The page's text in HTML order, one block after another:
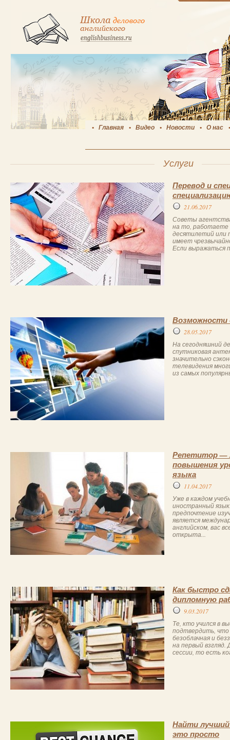
Главная Видео Новости О нас
Услуги
Перевод и
21.06.2017
Советы
на ​​то, работаете
десятилетий или
имеет
Если выражаться
Возможности
28.05.2017
На сегодняшний
спутниковая
значительно
телевидения
из самых
Репетитор —
повышения
языка
11.04.2017
Уже в каждом
иностранный
предпочтение
является
английском, вас
открыта...
Как быстро
дипломную
9.03.2017
Те, кто учился в
подтвердить,
безоблачная и
на первый взгляд.
сессии, то есть
Найти лучший
это просто